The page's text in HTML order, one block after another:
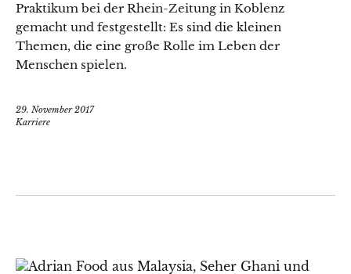
Praktikum bei der Rhein-Zeitung in Koblenz
gemacht und festgestellt: Es sind die kleinen
Themen, die eine große Rolle im Leben der
Menschen spielen.
29. November 2017
Karriere